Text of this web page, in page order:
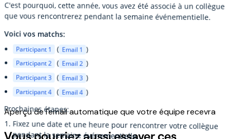
C'est pourquoi, cette année, vous avez été associé à un collègue
que vous rencontrerez pendant la semaine événementielle.
Voici vos matchs:
Participant 1 ( Email 1 )
Participant 2 ( Email 2 )
Participant 3 ( Email 3 )
Participant 4 ( Email 4 )
Prochaines étapes:
Fixez une date et une heure pour rencontrer votre collègue
pendant la semaine événementielle.
Aperçu de l'email automatique que votre équipe recevra
Vous pourriez aussi essayer ces